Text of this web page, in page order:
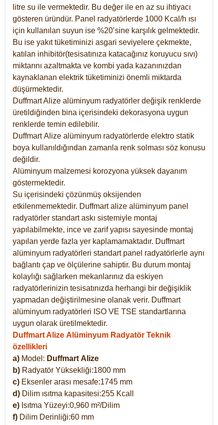
litre su ile vermektedir. Bu değer ile en az su ihtiyacı
gösteren üründür. Panel radyatörlerde 1000 Kcal/h ısı
için kullanılan suyun ise %20’sine karşılık gelmektedir.
Bu ise yakıt tüketiminizi asgari seviyelere çekmekte,
katılan inhibitör(tesisatınıza katacağınız koruyucu sıvı)
miktarını azaltmakta ve kombi yada kazanınızdan
kaynaklanan elektrik tüketiminizi önemli miktarda
düşürmektedir.
Duffmart Alize alüminyum radyatörler değişik renklerde
üretildiğinden bina içerisindeki dekorasyona uygun
renklerde temin edilebilir.
DuffmartAlize alüminyum radyatörlerde elektro statik
boya kullanıldığından zamanla renk solması söz konusu
değildir.
Alüminyum malzemesi korozyona yüksek dayanım
göstermektedir.
Su içerisindeki çözünmüş oksijenden
etkilenmemektedir. Duffmart alize alüminyum panel
radyatörler standart askı sistemiyle montaj
yapılabilmekte, ince ve zarif yapısı sayesinde montaj
yapılan yerde fazla yer kaplamamaktadır. Duffmart
alüminyum radyatörleri standart panel radyatörlerle aynı
bağlantı çap ve ölçülerine sahiptir. Bu durum montaj
kolaylığı sağlarken mekanlarınız da eskiyen
radyatörlerinizin tesisatınızda herhangi bir değişiklik
yapmadan değiştirilmesine olanak verir. Duffmart
alüminyum radyatörleri ISO VE TSE standartlarına
uygun olarak üretilmektedir.
Duffmart Alize Alüminyum Radyatör Teknik
özellikleri
a) Model: Duffmart Alize
b) Radyatör Yüksekliği:1800 mm
c) Eksenler arası mesafe:1745 mm
d) Dilim ısıtma kapasitesi:255 Kcall
e) Isıtma Yüzeyi:0,960 m²/Dilim
f) Dilim Derinliği:60 mm